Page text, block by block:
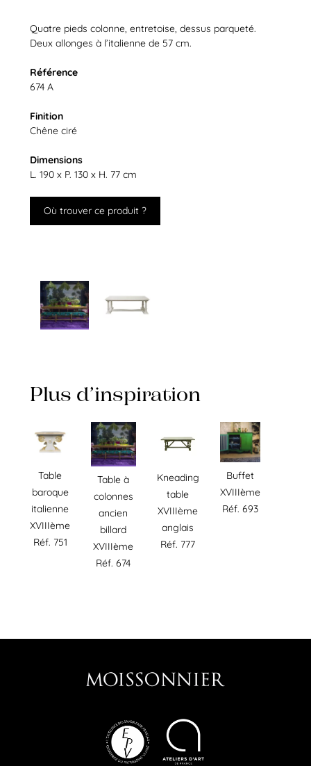
Quatre pieds colonne, entretoise, dessus parqueté.
Deux allonges à l’italienne de 57 cm.
Référence
674 A
Finition
Chêne ciré
Dimensions
L. 190 x P. 130 x H. 77 cm
Où trouver ce produit ?
Plus d’inspiration
Table
baroque
italienne
XVIIIème
Réf. 751
Table à
colonnes
ancien
billard
XVIIIème
Réf. 674
Kneading
table
XVIIIème
anglais
Réf. 777
Buffet
XVIIIème
Réf. 693